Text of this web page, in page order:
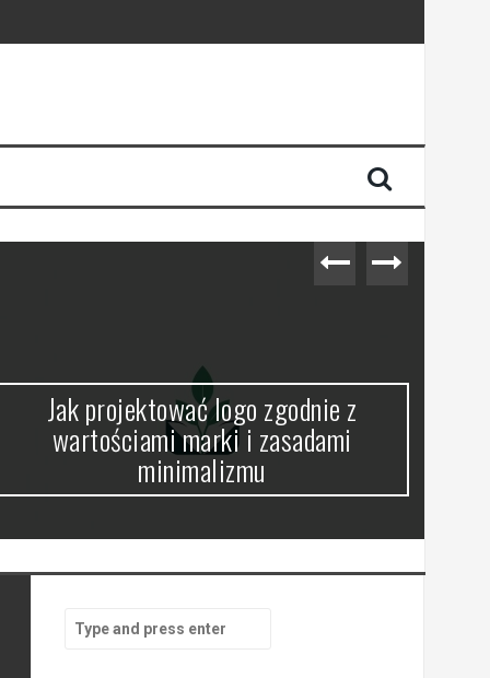
Jak projektować logo zgodnie z
wartościami marki i zasadami
minimalizmu
Search
for: